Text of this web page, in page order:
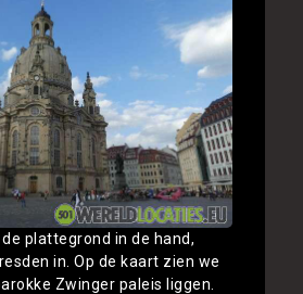
plattegrond in de hand,
in. Op de kaart zien we
Zwinger paleis liggen.